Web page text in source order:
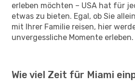
erleben möchten – USA hat für
etwas zu bieten. Egal, ob Sie
mit Ihrer Familie reisen, hier
unvergessliche Momente erleben.
Wie viel Zeit für Miami